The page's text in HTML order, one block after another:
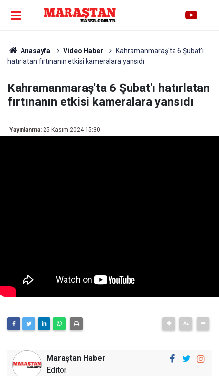
Anasayfa Video Haber
Kahramanmaraş'ta 6 Şubat'ı
hatırlatan fırtınanın etkisi kameralara yansıdı
Kahramanmaraş'ta 6 Şubat'ı hatırlatan
fırtınanın etkisi kameralara yansıdı
Yayınlanma: 25 Kasım 2024 15:30
Maraştan Haber
Editör